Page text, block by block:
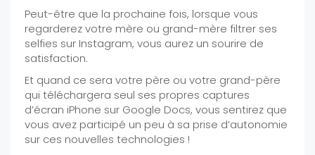
Peut-être que la prochaine fois, lorsque vous
regarderez votre mère ou grand-mère filtrer ses
selfies sur Instagram, vous aurez un sourire de
satisfaction.
Et quand ce sera votre père ou votre grand-père
qui téléchargera seul ses propres captures
d’écran iPhone sur Google Docs, vous sentirez que
vous avez participé un peu à sa prise d’autonomie
sur ces nouvelles technologies !